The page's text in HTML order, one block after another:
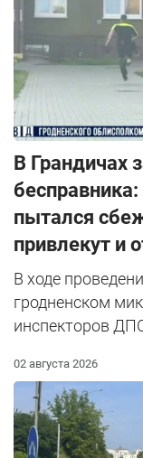
В Грандичах
пытался
привлекут и
В ходе
гродненском
инспекторов
02 августа 2026